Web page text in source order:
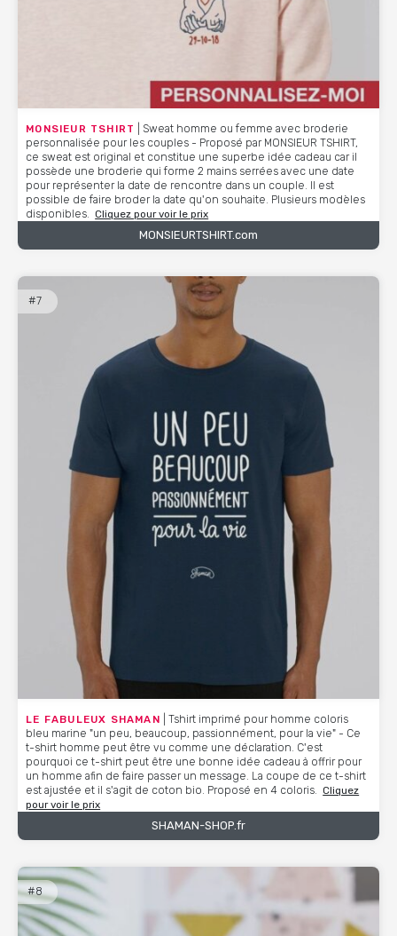
MONSIEUR TSHIRT
| Sweat homme ou femme avec broderie
personnalisée pour les couples - Proposé par MONSIEUR TSHIRT,
ce sweat est original et constitue une superbe idée cadeau car il
possède une broderie qui forme 2 mains serrées avec une date
pour représenter la date de rencontre dans un couple. Il est
possible de faire broder la date qu'on souhaite. Plusieurs modèles
disponibles. Cliquez pour voir le prix
MONSIEURTSHIRT.com
#7
LE FABULEUX SHAMAN | Tshirt imprimé pour homme coloris
bleu marine "un peu, beaucoup, passionnément, pour la vie" - Ce
t-shirt homme peut être vu comme une déclaration. C'est
pourquoi ce t-shirt peut être une bonne idée cadeau à offrir pour
un homme afin de faire passer un message. La coupe de ce t-shirt
est ajustée et il s'agit de coton bio. Proposé en 4 coloris. Cliquez
pour voir le prix
SHAMAN-SHOP.fr
#8